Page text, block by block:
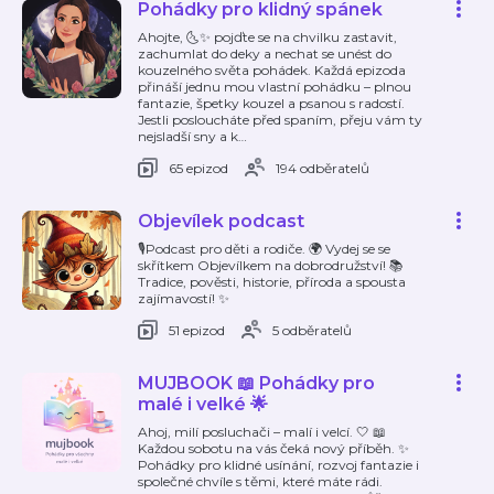
Pohádky pro klidný spánek
Ahojte, 🌜✨ pojďte se na chvilku zastavit,
zachumlat do deky a nechat se unést do
kouzelného světa pohádek. Každá epizoda
přináší jednu mou vlastní pohádku – plnou
fantazie, špetky kouzel a psanou s radostí.
Jestli posloucháte před spaním, přeju vám ty
nejsladší sny a k…
65 epizod
194 odběratelů
Objevílek podcast
🎙Podcast pro děti a rodiče. 🌍 Vydej se se
skřítkem Objevílkem na dobrodružství! 📚
Tradice, pověsti, historie, příroda a spousta
zajímavostí! ✨️
51 epizod
5 odběratelů
MUJBOOK 📖 Pohádky pro
malé i velké 🌟
Ahoj, milí posluchači – malí i velcí. 🤍 📖
Každou sobotu na vás čeká nový příběh. ✨
Pohádky pro klidné usínání, rozvoj fantazie i
společné chvíle s těmi, které máte rádi.